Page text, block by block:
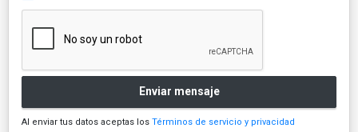
Enviar mensaje
Al enviar tus datos aceptas los Términos de servicio y privacidad